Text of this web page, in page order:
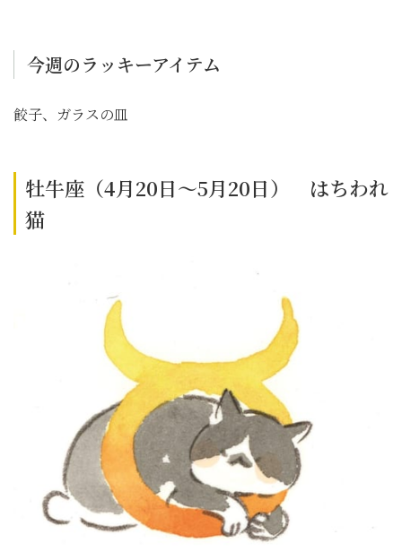
今週のラッキーアイテム
餃子、ガラスの皿
牡牛座（4月20日～5月20日） はちわれ
猫